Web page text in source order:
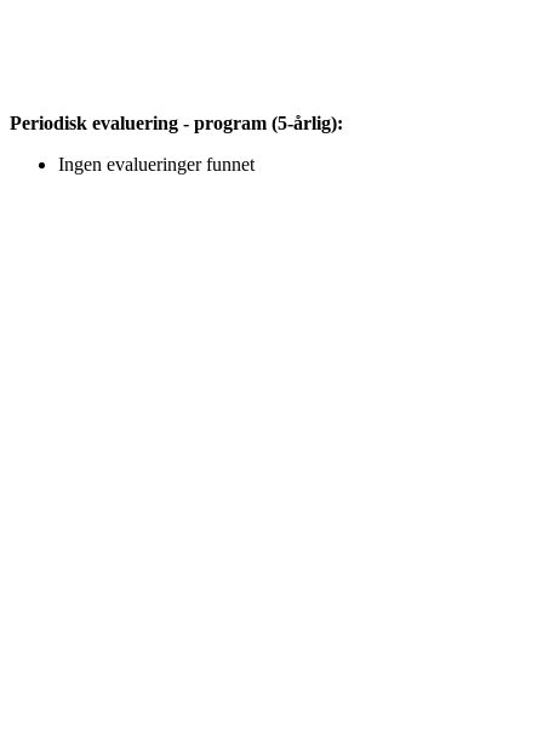
Periodisk evaluering - program (5-årlig):
Ingen evalueringer funnet